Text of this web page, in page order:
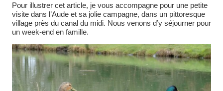
Pour illustrer cet article, je vous accompagne pour une petite
visite dans l’Aude et sa jolie campagne, dans un pittoresque
village près du canal du midi. Nous venons d’y séjourner pour
un week-end en famille.